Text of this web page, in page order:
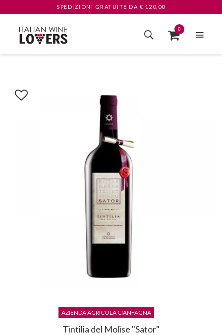
SPEDIZIONI GRATUITE DA € 120,00
0
AZIENDA AGRICOLA CIANFAGNA
Tintilia del Molise "Sator"